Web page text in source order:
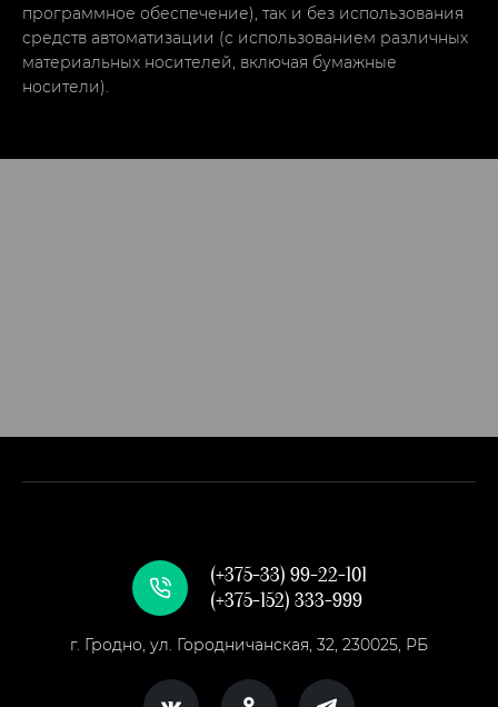
программное обеспечение), так и без использования
средств автоматизации (с использованием различных
материальных носителей, включая бумажные
носители).
г. Гродно, ул. Городничанская, 32, 230025, РБ
(+375-33) 99-22-101
(+375-152) 333-999